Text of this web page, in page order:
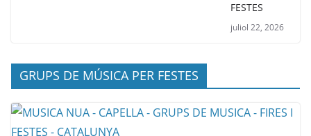
FESTES
juliol 22, 2026
GRUPS DE MÚSICA PER FESTES